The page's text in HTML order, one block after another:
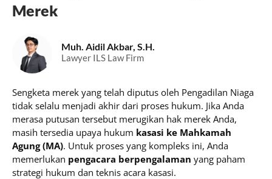
Merek
Muh. Aidil Akbar, S.H.
Lawyer ILS Law Firm
Sengketa merek yang telah diputus oleh Pengadilan Niaga
tidak selalu menjadi akhir dari proses hukum. Jika Anda
merasa putusan tersebut merugikan hak merek Anda,
masih tersedia upaya hukum kasasi ke Mahkamah
Agung (MA). Untuk proses yang kompleks ini, Anda
memerlukan pengacara berpengalaman yang paham
strategi hukum dan teknis acara kasasi.